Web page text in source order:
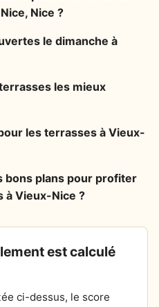
Nice ?
le dimanche à
les mieux
les terrasses à Vieux-
bons plans pour profiter
à Vieux-Nice ?
est calculé
ci-dessus, le score